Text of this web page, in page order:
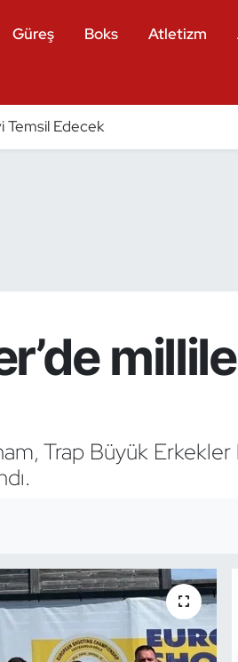
Güreş Boks Atletizm
Temsil Edecek
Trap Büyük